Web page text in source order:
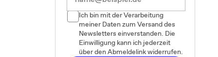
Ich bin mit der Verarbeitung
meiner Daten zum Versand des
Newsletters einverstanden. Die
Einwilligung kann ich jederzeit
über den Abmeldelink widerrufen.